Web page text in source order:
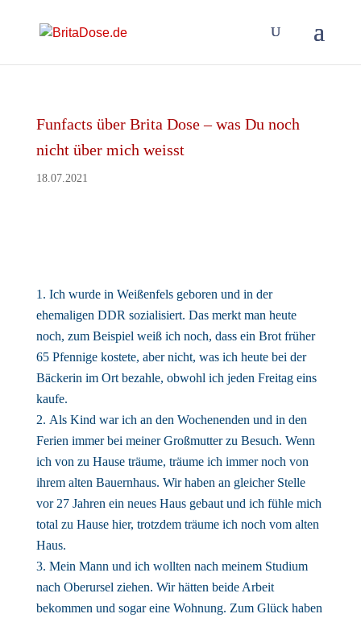
Funfacts über Brita Dose – was Du noch
nicht über mich weisst
18.07.2021
Ich wurde in Weißenfels geboren und in der
ehemaligen DDR sozialisiert. Das merkt man heute
noch, zum Beispiel weiß ich noch, dass ein Brot früher
65 Pfennige kostete, aber nicht, was ich heute bei der
Bäckerin im Ort bezahle, obwohl ich jeden Freitag eins
kaufe.
Als Kind war ich an den Wochenenden und in den
Ferien immer bei meiner Großmutter zu Besuch. Wenn
ich von zu Hause träume, träume ich immer noch von
ihrem alten Bauernhaus. Wir haben an gleicher Stelle
vor 27 Jahren ein neues Haus gebaut und ich fühle mich
total zu Hause hier, trotzdem träume ich noch vom alten
Haus.
Mein Mann und ich wollten nach meinem Studium
nach Oberursel ziehen. Wir hätten beide Arbeit
bekommen und sogar eine Wohnung. Zum Glück haben